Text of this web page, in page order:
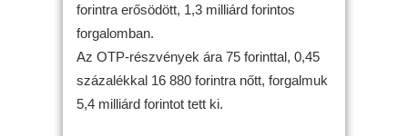
forintra erősödött, 1,3 milliárd forintos
forgalomban.
Az OTP-részvények ára 75 forinttal, 0,45
százalékkal 16 880 forintra nőtt, forgalmuk
5,4 milliárd forintot tett ki.